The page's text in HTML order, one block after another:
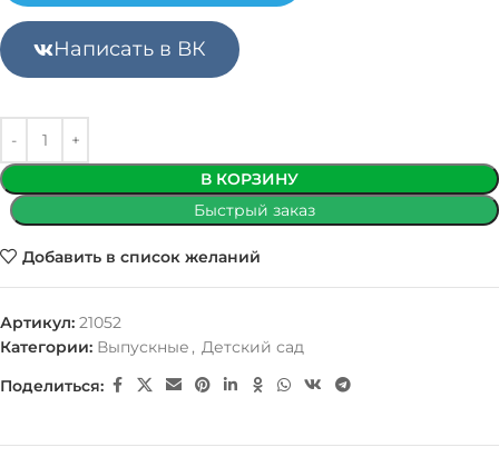
Написать в ВК
В КОРЗИНУ
Быстрый заказ
Добавить в список желаний
Артикул: 21052
Категории: Выпускные , Детский сад
Поделиться: